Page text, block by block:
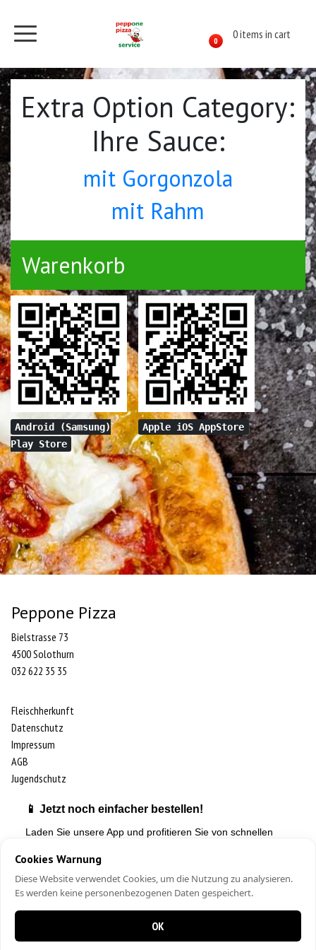
0 0 items in cart
Extra Option Category:
Ihre Sauce:
mit Gorgonzola
mit Rahm
Warenkorb
Android (Samsung)
Play Store
Apple iOS AppStore
Peppone Pizza
Bielstrasse 73
4500 Solothurn
032 622 35 35
Cookies Warnung
Diese Website verwendet Cookies, um die Nutzung zu analysieren.
Es werden keine personenbezogenen Daten gespeichert.
OK
Fleischherkunft
Datenschutz
Impressum
AGB
Jugendschutz
📱 Jetzt noch einfacher bestellen!
Laden Sie unsere App und profitieren Sie von schnellen